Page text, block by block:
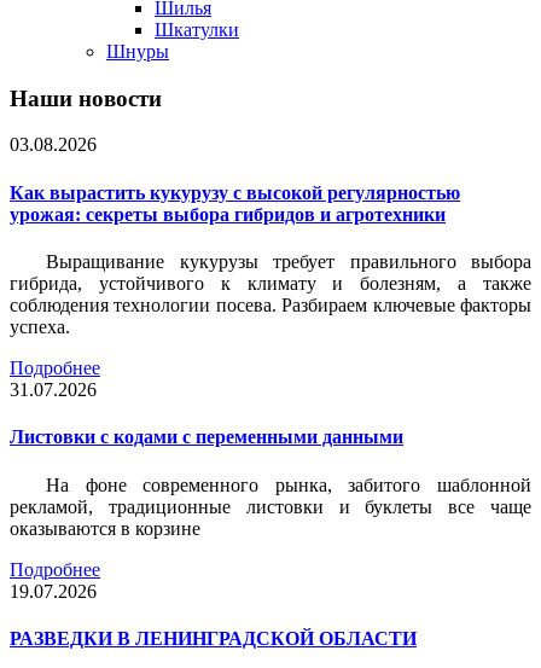
Шилья
Шкатулки
Шнуры
Наши новости
03.08.2026
Как вырастить кукурузу с высокой регулярностью
урожая: секреты выбора гибридов и агротехники
Выращивание кукурузы требует правильного выбора
гибрида, устойчивого к климату и болезням, а также
соблюдения технологии посева. Разбираем ключевые факторы
успеха.
Подробнее
31.07.2026
Листовки c кодами с переменными данными
На фоне современного рынка, забитого шаблонной
рекламой, традиционные листовки и буклеты все чаще
оказываются в корзине
Подробнее
19.07.2026
РАЗВЕДКИ В ЛЕНИНГРАДСКОЙ ОБЛАСТИ